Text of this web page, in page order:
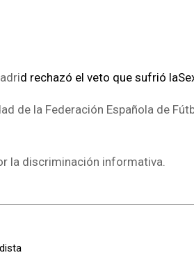
d rechazó el veto que sufrió
de la Federación Española de
la discriminación informativa.